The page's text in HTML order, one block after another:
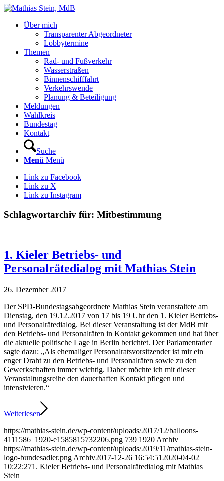
Über mich
Transparenter Abgeordneter
Lobbytermine
Themen
Rad- und Fußverkehr
Wasserstraßen
Binnenschifffahrt
Verkehrswende
Planung & Beteiligung
Meldungen
Wahlkreis
Bundestag
Kontakt
Suche
Menü Menü
Link zu Facebook
Link zu X
Link zu Instagram
Schlagwortarchiv für: Mitbestimmung
1. Kieler Betriebs- und
Personalrätedialog mit Mathias Stein
26. Dezember 2017
Der SPD-Bundestagsabgeordnete Mathias Stein veranstaltete am
Dienstag, den 19.12.2017 von 17 bis 19 Uhr den 1. Kieler Betriebs-
und Personalrätedialog. Bei dieser Veranstaltung ist der MdB mit
den Betriebs- und Personalräten in Kontakt gekommen und hat über
die aktuelle politische Lage in Berlin berichtet. Der Parlamentarier
sagte dazu: „Als ehemaliger Personalratsvorsitzender ist mir ein
enger Draht zu den Betriebs- und Personalräten sowie zu den
Gewerkschaften immer wichtig. Daher möchte ich mit dieser
Veranstaltungsreihe den dauerhaften Kontakt pflegen und
intensivieren.“
Weiterlesen
https://mathias-stein.de/wp-content/uploads/2017/12/balloons-
4111586_1920-e1585815732206.png 739 1920 Archiv
https://mathias-stein.de/wp-content/uploads/2019/11/mathias-stein-
logo-bundesadler.png Archiv2017-12-26 16:54:51 2020-04-02
10:22:271. Kieler Betriebs- und Personalrätedialog mit Mathias
Stein